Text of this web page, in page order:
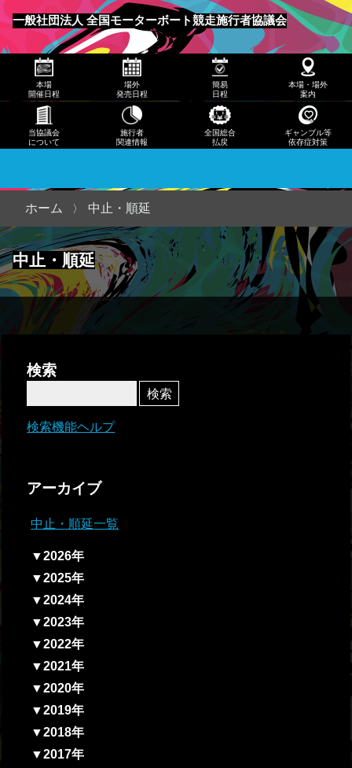
一般社団法人 全国モーターボート競走施行者協議会
メニュー
発売
日程
日程
本
場・
当協
議会
につ
いて
本場
開催日程
場外
発売日程
簡易
日程
本場・場外
案内
当協議会
について
施行者
関連情報
全国総合
払戻
ギャンブル等
依存症対策
中止・順延
ホーム 中止・順延
検索
検索機能ヘルプ
アーカイブ
中止・順延一覧
▼2026年
▼2025年
▼2024年
▼2023年
▼2022年
▼2021年
▼2020年
▼2019年
▼2018年
▼2017年